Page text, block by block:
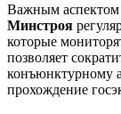
Важным аспектом
Минстроя
которые
позволяет
конъюнктурному
прохождение